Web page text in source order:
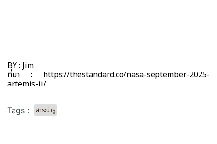
BY : Jim
ที่มา : https://thestandard.co/nasa-september-2025-
artemis-ii/
Tags : สาระน่ารู้